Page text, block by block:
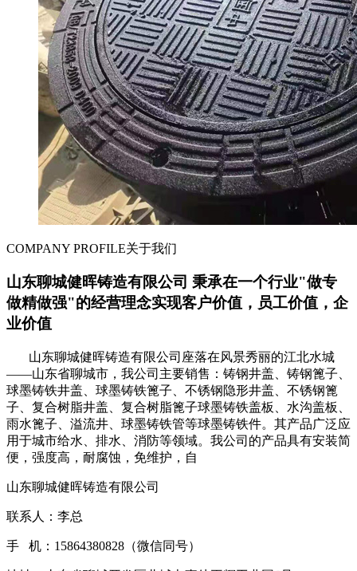
COMPANY PROFILE关于我们
山东聊城健晖铸造有限公司 秉承在一个行业"做专
做精做强"的经营理念实现客户价值，员工价值，企
业价值
山东聊城健晖铸造有限公司座落在风景秀丽的江北水城
——山东省聊城市，我公司主要销售：铸钢井盖、铸钢篦子、
球墨铸铁井盖、球墨铸铁篦子、不锈钢隐形井盖、不锈钢篦
子、复合树脂井盖、复合树脂篦子球墨铸铁盖板、水沟盖板、
雨水篦子、溢流井、球墨铸铁管等球墨铸铁件。其产品广泛应
用于城市给水、排水、消防等领域。我公司的产品具有安装简
便，强度高，耐腐蚀，免维护，自
山东聊城健晖铸造有限公司
联系人：李总
手 机：15864380828（微信同号）